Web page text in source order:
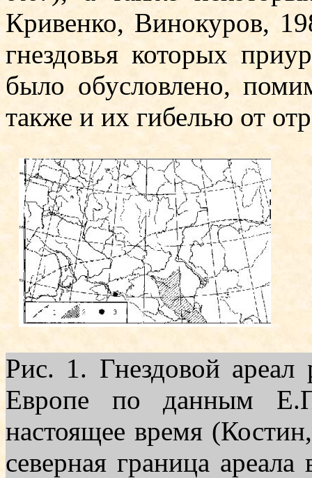
Кривенко, Винокуров,
гнездовья которых
было обусловлено,
также и их гибелью от
Рис. 1. Гнездовой ареал
Ев­ропе по данным
настоящее время
северная граница